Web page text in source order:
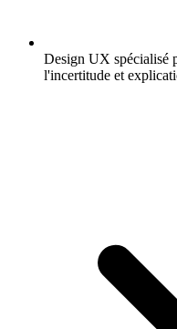
Design UX spécialisé
l'incertitude et